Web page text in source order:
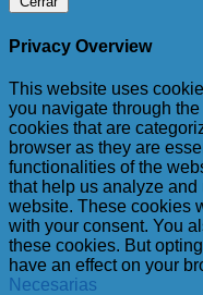
Privacy Overview
This website uses
you navigate through
cookies that are
browser as they are
functionalities of the
that help us analyze
website. These cookies
with your consent. You
these cookies. But
have an effect on your
Necesarias